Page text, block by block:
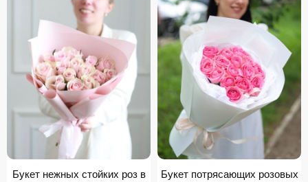
Букет нежных стойких роз в
Букет потрясающих розовых